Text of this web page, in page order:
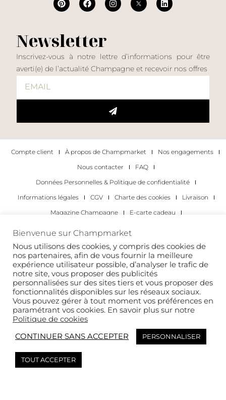
Newsletter
Inscrivez-vous à notre lettre d’informations pour être
averti(e) de l’actualité Champagne et recevoir nos offres
Compte client À propos de Champmarket
Nos engagements
Nous contacter
FAQ
Données Personnelles & Politique de confidentialité
Informations légales
CGV Charte des cookies
Livraison
Magazine Champagne
E-carte cadeau
Les occasions pour déguster du champagne
Pour les particuliers
Pour les entreprises
Copyright 2022 © tous droits réservés. Champmarket.
Bienvenue sur Champmarket
Nous utilisons des cookies, y compris des cookies de
nos partenaires, afin de vous fournir la meilleure
expérience utilisateur possible, d’analyser le trafic de
notre site, vous proposer des publicités
personnalisées sur des sites tiers et vous proposer des
fonctionnalités disponibles sur les réseaux sociaux.
Vous pouvez gérer à tout moment vos préférences en
paramétrant vos cookies. En savoir plus sur notre
Politique de cookies
CONTINUER SANS ACCEPTER
PERSONNALISER
TOUT ACCEPTER